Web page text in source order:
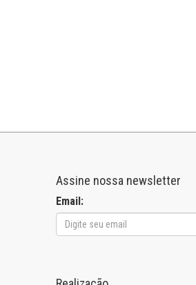
Assine nossa newsletter
Email: